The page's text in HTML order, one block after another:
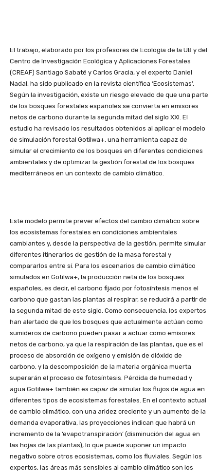
El trabajo, elaborado por los profesores de Ecología de la UB y del
Centro de Investigación Ecológica y Aplicaciones Forestales
(CREAF) Santiago Sabaté y Carlos Gracia, y el experto Daniel
Nadal, ha sido publicado en la revista científica ‘Ecosistemas’.
Según la investigación, existe un riesgo elevado de que una parte
de los bosques forestales españoles se convierta en emisores
netos de carbono durante la segunda mitad del siglo XXI. El
estudio ha revisado los resultados obtenidos al aplicar el modelo
de simulación forestal Gotilwa+, una herramienta capaz de
simular el crecimiento de los bosques en diferentes condiciones
ambientales y de optimizar la gestión forestal de los bosques
mediterráneos en un contexto de cambio climático.
Este modelo permite prever efectos del cambio climático sobre
los ecosistemas forestales en condiciones ambientales
cambiantes y, desde la perspectiva de la gestión, permite simular
diferentes itinerarios de gestión de la masa forestal y
compararlos entre sí. Para los escenarios de cambio climático
simulados en Gotilwa+, la producción neta de los bosques
españoles, es decir, el carbono fijado por fotosíntesis menos el
carbono que gastan las plantas al respirar, se reducirá a partir de
la segunda mitad de este siglo. Como consecuencia, los expertos
han alertado de que los bosques que actualmente actúan como
sumideros de carbono pueden pasar a actuar como emisores
netos de carbono, ya que la respiración de las plantas, que es el
proceso de absorción de oxígeno y emisión de dióxido de
carbono, y la descomposición de la materia orgánica muerta
superarán el proceso de fotosíntesis. Pérdida de humedad y
agua Gotilwa+ también es capaz de simular los flujos de agua en
diferentes tipos de ecosistemas forestales. En el contexto actual
de cambio climático, con una aridez creciente y un aumento de la
demanda evaporativa, las proyecciones indican que habrá un
incremento de la ‘evapotranspiración’ (disminución del agua en
las hojas de las plantas), lo que puede suponer un impacto
negativo sobre otros ecosistemas, como los fluviales. Según los
expertos, las áreas más sensibles al cambio climático son los